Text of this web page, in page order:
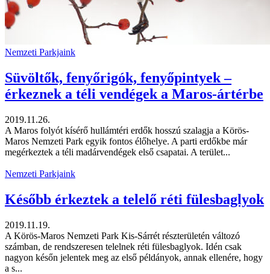
Nemzeti Parkjaink
Süvöltők, fenyőrigók, fenyőpintyek –
érkeznek a téli vendégek a Maros-ártérbe
2019.11.26.
A Maros folyót kísérő hullámtéri erdők hosszú szalagja a Körös-
Maros Nemzeti Park egyik fontos élőhelye. A parti erdőkbe már
megérkeztek a téli madárvendégek első csapatai. A terület...
Nemzeti Parkjaink
Később érkeztek a telelő réti fülesbaglyok
2019.11.19.
A Körös-Maros Nemzeti Park Kis-Sárrét részterületén változó
számban, de rendszeresen telelnek réti fülesbaglyok. Idén csak
nagyon későn jelentek meg az első példányok, annak ellenére, hogy
a s...